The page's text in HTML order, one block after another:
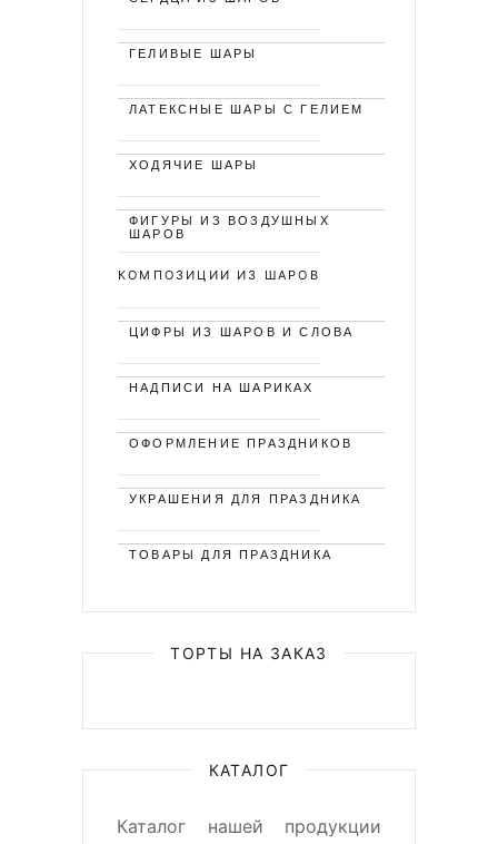
ГЕЛИВЫЕ ШАРЫ
ЛАТЕКСНЫЕ ШАРЫ С ГЕЛИЕМ
ХОДЯЧИЕ ШАРЫ
ФИГУРЫ ИЗ ВОЗДУШНЫХ
ШАРОВ
КОМПОЗИЦИИ ИЗ ШАРОВ
ЦИФРЫ ИЗ ШАРОВ И СЛОВА
НАДПИСИ НА ШАРИКАХ
ОФОРМЛЕНИЕ ПРАЗДНИКОВ
УКРАШЕНИЯ ДЛЯ ПРАЗДНИКА
ТОВАРЫ ДЛЯ ПРАЗДНИКА
ТОРТЫ НА ЗАКАЗ
КАТАЛОГ
Каталог нашей продукции